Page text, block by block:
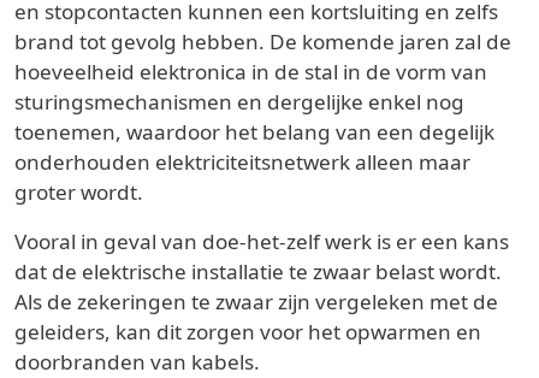
en stopcontacten kunnen een kortsluiting en zelfs
brand tot gevolg hebben. De komende jaren zal de
hoeveelheid elektronica in de stal in de vorm van
sturingsmechanismen en dergelijke enkel nog
toenemen, waardoor het belang van een degelijk
onderhouden elektriciteitsnetwerk alleen maar
groter wordt.
Vooral in geval van doe-het-zelf werk is er een kans
dat de elektrische installatie te zwaar belast wordt.
Als de zekeringen te zwaar zijn vergeleken met de
geleiders, kan dit zorgen voor het opwarmen en
doorbranden van kabels.